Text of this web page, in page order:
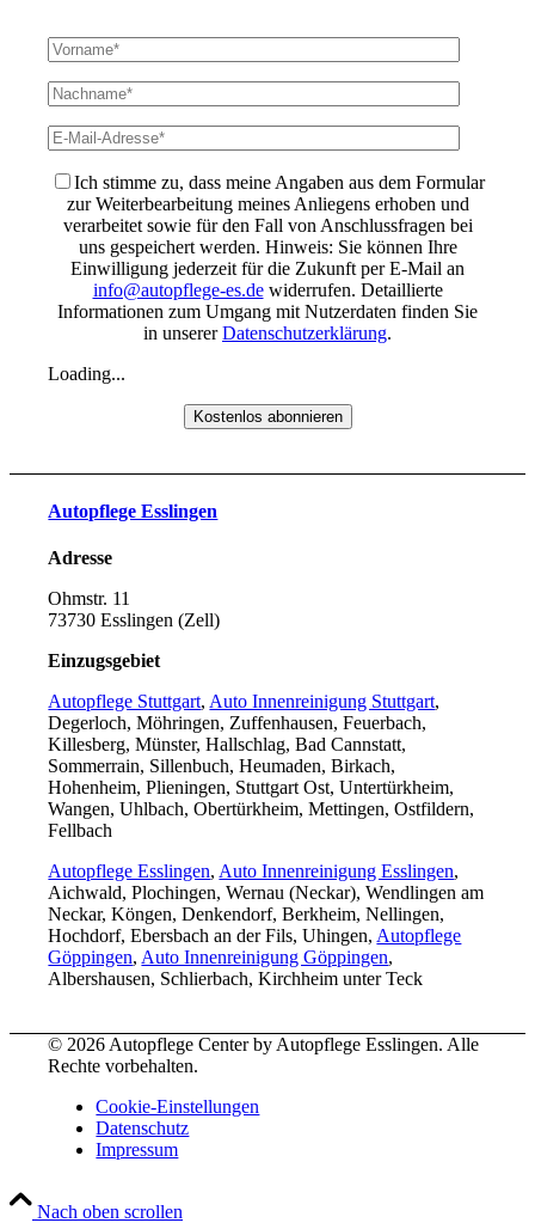
Ich stimme zu, dass meine Angaben aus dem Formular
zur Weiterbearbeitung meines Anliegens erhoben und
verarbeitet sowie für den Fall von Anschlussfragen bei
uns gespeichert werden. Hinweis: Sie können Ihre
Einwilligung jederzeit für die Zukunft per E-Mail an
info@autopflege-es.dewiderrufen. Detaillierte
Informationen zum Umgang mit Nutzerdaten finden Sie
in unsererDatenschutzerklärung.
Loading...
Autopflege Esslingen
Adresse
Ohmstr. 11
73730 Esslingen (Zell)
Einzugsgebiet
Autopflege Stuttgart, Auto Innenreinigung Stuttgart,
Degerloch, Möhringen, Zuffenhausen, Feuerbach,
Killesberg, Münster, Hallschlag, Bad Cannstatt,
Sommerrain, Sillenbuch, Heumaden, Birkach,
Hohenheim, Plieningen, Stuttgart Ost, Untertürkheim,
Wangen, Uhlbach, Obertürkheim, Mettingen, Ostfildern,
Fellbach
Autopflege Esslingen, Auto Innenreinigung Esslingen,
Aichwald, Plochingen, Wernau (Neckar), Wendlingen am
Neckar, Köngen, Denkendorf, Berkheim, Nellingen,
Hochdorf, Ebersbach an der Fils, Uhingen, Autopflege
Göppingen, Auto Innenreinigung Göppingen,
Albershausen, Schlierbach, Kirchheim unter Teck
© 2026 Autopflege Center by Autopflege Esslingen. Alle
Rechte vorbehalten.
Cookie-Einstellungen
Datenschutz
Impressum
Nach oben scrollen